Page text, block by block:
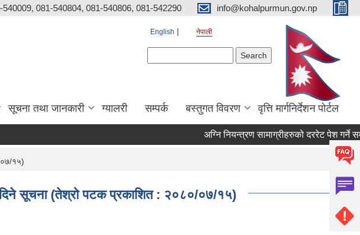
081-540804, 081-540806, 081-542290 info@kohalpurmun.gov.np
English नेपाली
सूचना तथा जानकारी ग्यालरी सम्पर्क बस्तुगत विवरण वृत्ति मार्गनिर्देशन पोर्टल
०७/१५)
दिने सूचना (तेश्रो पटक प्रकाशित : २०८०/०७/१५)